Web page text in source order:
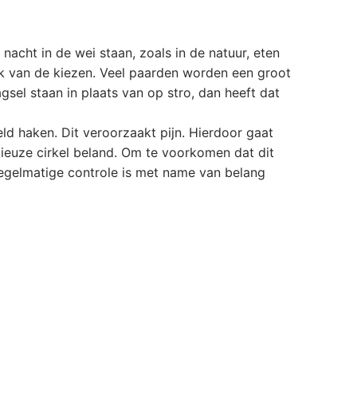
in de wei staan, zoals in de natuur, eten
de kiezen. Veel paarden worden een groot
staan in plaats van op stro, dan heeft dat
haken. Dit veroorzaakt pijn. Hierdoor gaat
cirkel beland. Om te voorkomen dat dit
controle is met name van belang